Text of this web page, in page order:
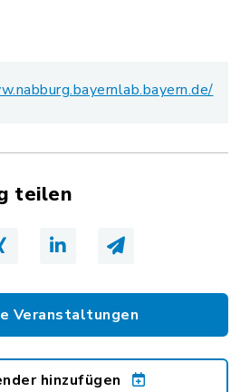
teilen
Veranstaltungen
hinzufügen